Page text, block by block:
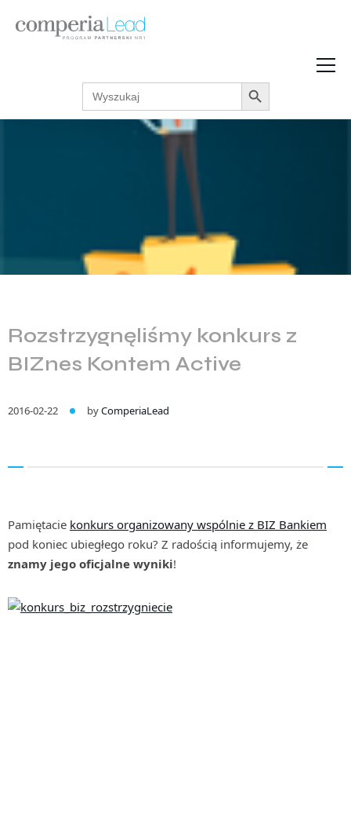
Strefa Wiedzy
Podcasty
Zarabiaj w internecie
Search
for:
Search Button
Rozstrzygnęliśmy konkurs z
BIZnes Kontem Active
2016-02-22 byComperiaLead
Pamiętacie konkurs organizowany wspólnie z BIZ Bankiem
pod koniec ubiegłego roku? Z radością informujemy, że
znamy jego oficjalne wyniki!